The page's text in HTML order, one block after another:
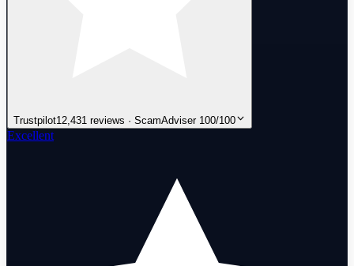
Trustpilot12,431 reviews · ScamAdviser 100/100
Excellent